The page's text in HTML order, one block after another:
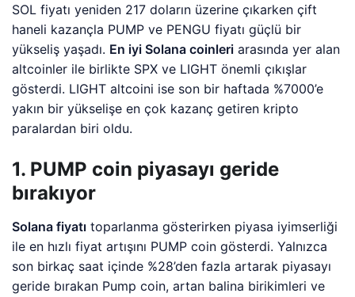
SOL fiyatı yeniden 217 doların üzerine çıkarken çift
haneli kazançla PUMP ve PENGU fiyatı güçlü bir
yükseliş yaşadı. En iyi Solana coinleri arasında yer alan
altcoinler ile birlikte SPX ve LIGHT önemli çıkışlar
gösterdi. LIGHT altcoini ise son bir haftada %7000’e
yakın bir yükselişe en çok kazanç getiren kripto
paralardan biri oldu.
1. PUMP coin piyasayı geride
bırakıyor
Solana fiyatı toparlanma gösterirken piyasa iyimserliği
ile en hızlı fiyat artışını PUMP coin gösterdi. Yalnızca
son birkaç saat içinde %28’den fazla artarak piyasayı
geride bırakan Pump coin, artan balina birikimleri ve